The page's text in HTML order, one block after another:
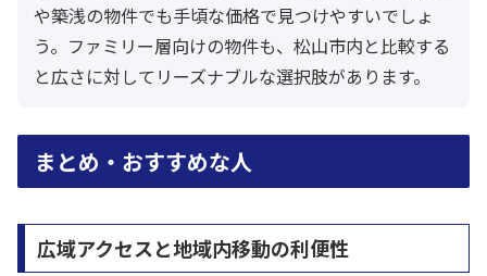
や築浅の物件でも手頃な価格で見つけやすいでしょ
う。ファミリー層向けの物件も、松山市内と比較する
と広さに対してリーズナブルな選択肢があります。
まとめ・おすすめな人
広域アクセスと地域内移動の利便性